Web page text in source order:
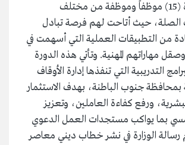
وشارك في الدورة (15) موظفاً وموظفة من مختلف
حيث أتاحت لهم فرصة تبادل
من التطبيقات العملية التي أسهمت في
مهاراتهم المهنية. وتأتي هذه الدورة
التدريبية التي تنفذها إدارة الأوقاف
بمحافظة جنوب الباطنة، بهدف الاستثمار
ورفع كفاءة العاملين، وتعزيز
بما يواكب مستجدات العمل الدعوي
رسالة الوزارة في نشر خطاب ديني معاصر